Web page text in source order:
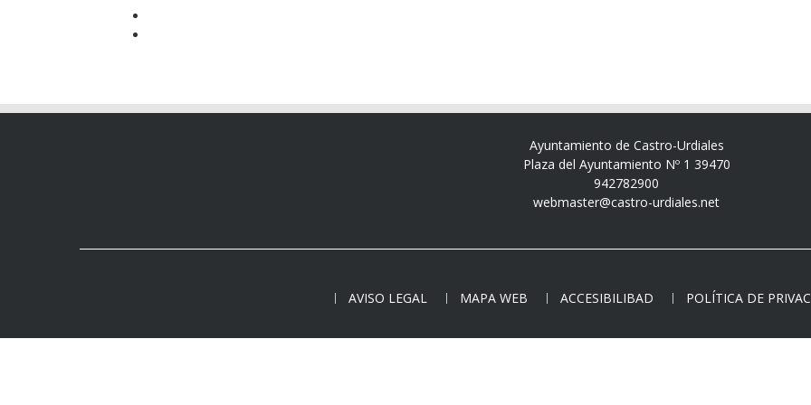
Ayuntamiento de Castro-Urdiales
Plaza del Ayuntamiento Nº 1 39470
942782900
webmaster@castro-urdiales.net
AVISO LEGAL MAPA WEB ACCESIBILIBAD POLÍTICA DE